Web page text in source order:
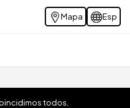
Mapa Esp
todos.